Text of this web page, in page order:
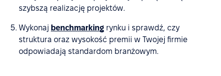
szybszą realizację projektów.
Wykonaj benchmarking rynku i sprawdź, czy
struktura oraz wysokość premii w Twojej firmie
odpowiadają standardom branżowym.